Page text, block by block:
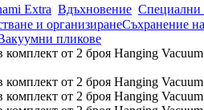
Extra Вдъхновение Специални
и организиранеСъхранение
пликове